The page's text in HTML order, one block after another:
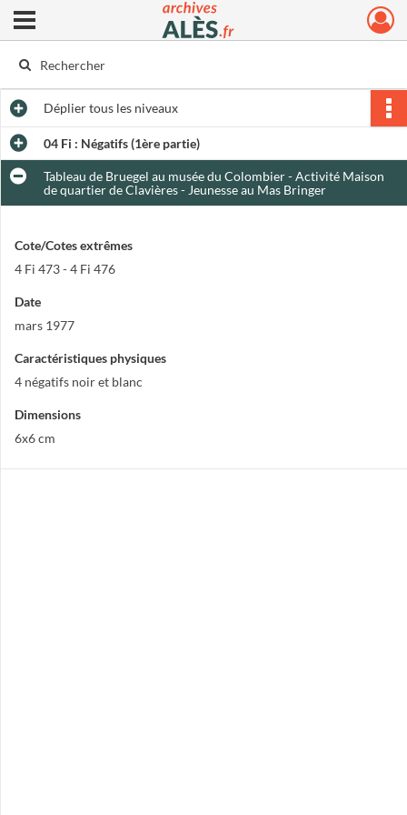
Archives municipales d'Alès
Ouvrir le menu déroulant
Dépliertous les niveaux
04 Fi : Négatifs (1ère partie)
Tableau de Bruegel au musée du Colombier - Activité Maison
de quartier de Clavières - Jeunesse au Mas Bringer
Cote/Cotes extrêmes
4 Fi 473 - 4 Fi 476
Date
mars 1977
Caractéristiques physiques
4 négatifs noir et blanc
Dimensions
6x6 cm